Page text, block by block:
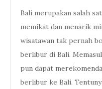
Bali merupakan salah
memikat dan menarik
wisatawan tak pernah
berlibur di Bali.
pun dapat
berlibur ke Bali.